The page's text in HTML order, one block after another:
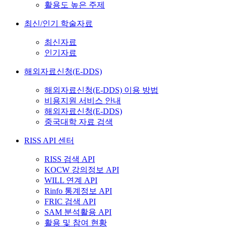
활용도 높은 주제
최신/인기 학술자료
최신자료
인기자료
해외자료신청(E-DDS)
해외자료신청(E-DDS) 이용 방법
비용지원 서비스 안내
해외자료신청(E-DDS)
중국대학 자료 검색
RISS API 센터
RISS 검색 API
KOCW 강의정보 API
WILL 연계 API
Rinfo 통계정보 API
FRIC 검색 API
SAM 분석활용 API
활용 및 참여 현황